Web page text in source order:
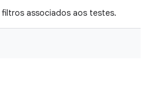
associados aos testes.